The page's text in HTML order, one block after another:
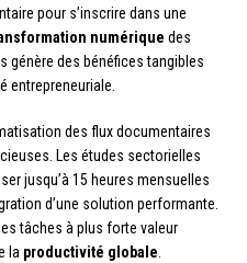
pour s’inscrire dans une
numérique des
des bénéfices tangibles
entrepreneuriale.
des flux documentaires
Les études sectorielles
jusqu’à 15 heures mensuelles
d’une solution performante.
tâches à plus forte valeur
la productivité globale.